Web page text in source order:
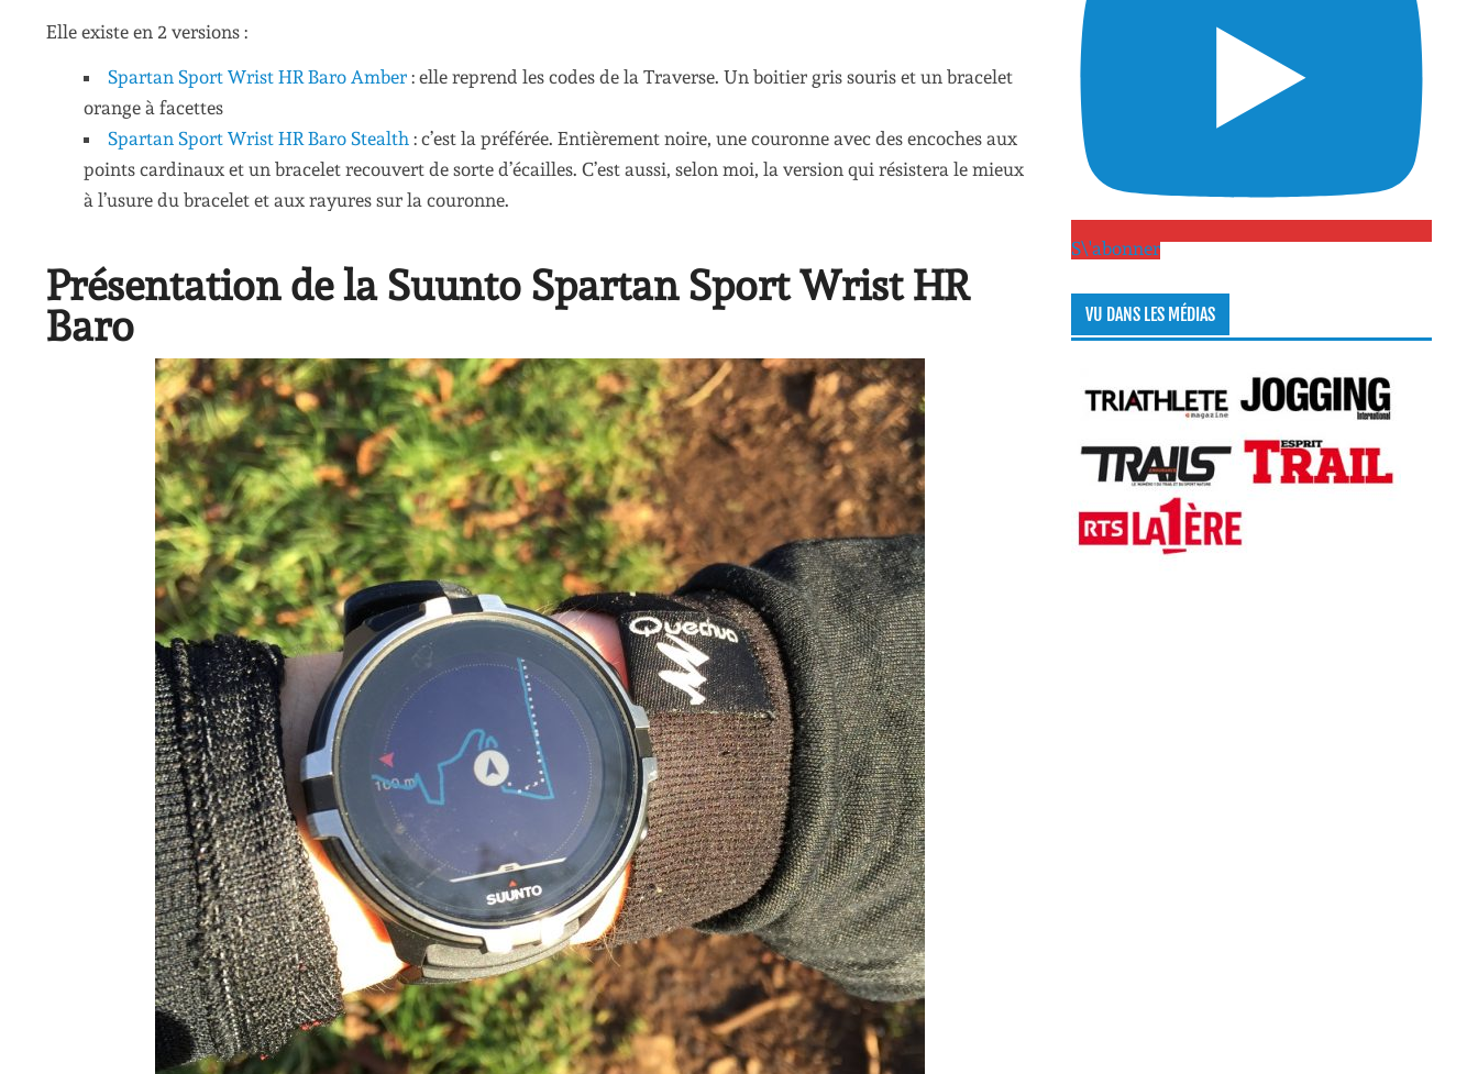
Elle existe en 2 versions :
Spartan Sport Wrist HR Baro Amber : elle reprend les codes de la Traverse. Un boitier gris souris et un bracelet
orange à facettes
Spartan Sport Wrist HR Baro Stealth : c’est la préférée. Entièrement noire, une couronne avec des encoches aux
points cardinaux et un bracelet recouvert de sorte d’écailles. C’est aussi, selon moi, la version qui résistera le mieux
à l’usure du bracelet et aux rayures sur la couronne.
Présentation de la Suunto Spartan Sport Wrist HR
Baro
S\'abonner
VU DANS LES MÉDIAS